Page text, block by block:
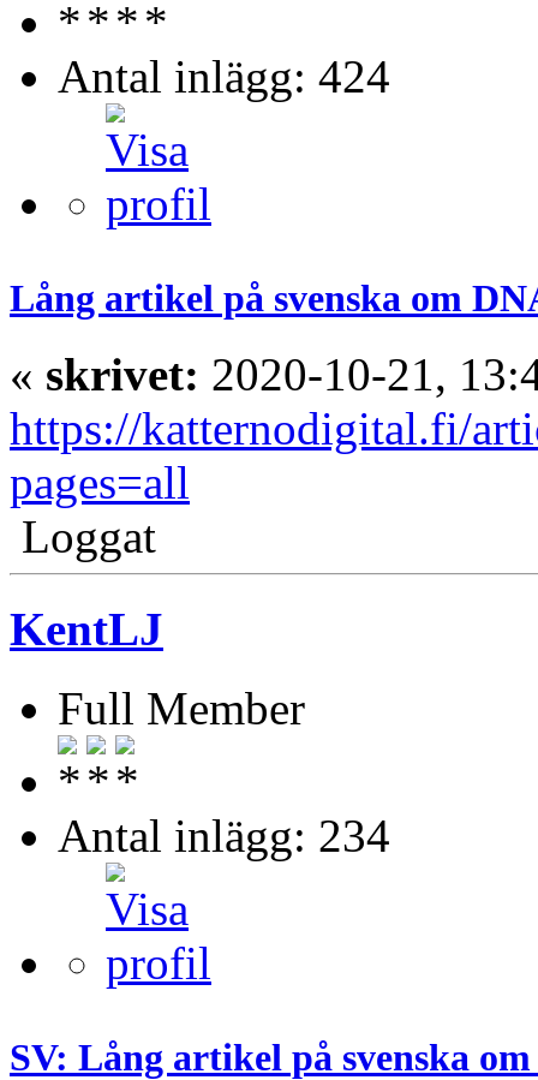
Antal inlägg: 424
Lång artikel på svenska om
« skrivet: 2020-10-21,
https://katternodigital.fi/
pages=all
Loggat
KentLJ
Full Member
Antal inlägg: 234
SV: Lång artikel på svenska